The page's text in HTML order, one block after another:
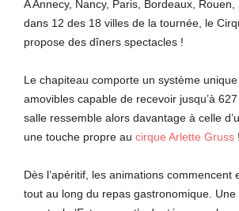
A Annecy, Nancy, Paris, Bordeaux,
dans 12 des 18 villes de la tournée, le
propose des dîners spectacles !
Le chapiteau comporte un système
amovibles capable de recevoir jusqu’à
salle ressemble alors davantage à celle
une touche propre au cirque Arlette Gruss !
Dès l’apéritif, les animations commencent
tout au long du repas gastronomique. Une